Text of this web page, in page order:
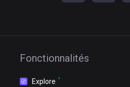
Fonctionnalités
Explore